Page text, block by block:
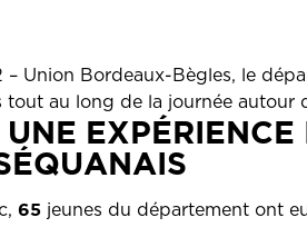
– Union Bordeaux-Bègles, le
tout au long de la journée autour
65jeunes du département ont